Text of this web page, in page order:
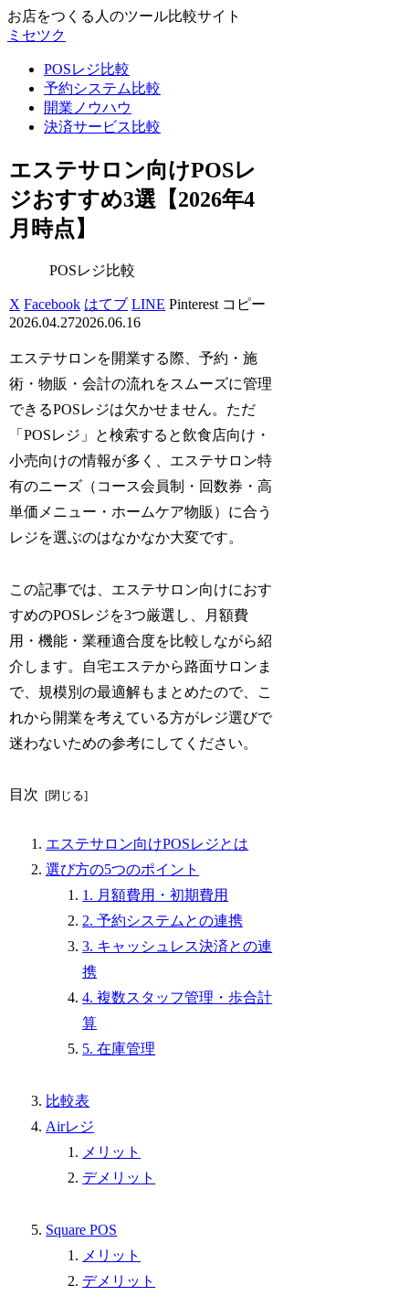
お店をつくる人のツール比較サイト
ミセツク
POSレジ比較
予約システム比較
開業ノウハウ
決済サービス比較
エステサロン向けPOSレ
ジおすすめ3選【2026年4
月時点】
POSレジ比較
X Facebook はてブ LINE Pinterest コピー
2026.04.272026.06.16
エステサロンを開業する際、予約・施
術・物販・会計の流れをスムーズに管理
できるPOSレジは欠かせません。ただ
「POSレジ」と検索すると飲食店向け・
小売向けの情報が多く、エステサロン特
有のニーズ（コース会員制・回数券・高
単価メニュー・ホームケア物販）に合う
レジを選ぶのはなかなか大変です。
この記事では、エステサロン向けにおす
すめのPOSレジを3つ厳選し、月額費
用・機能・業種適合度を比較しながら紹
介します。自宅エステから路面サロンま
で、規模別の最適解もまとめたので、こ
れから開業を考えている方がレジ選びで
迷わないための参考にしてください。
目次
エステサロン向けPOSレジとは
選び方の5つのポイント
1. 月額費用・初期費用
2. 予約システムとの連携
3. キャッシュレス決済との連
携
4. 複数スタッフ管理・歩合計
算
5. 在庫管理
比較表
Airレジ
メリット
デメリット
Square POS
メリット
デメリット